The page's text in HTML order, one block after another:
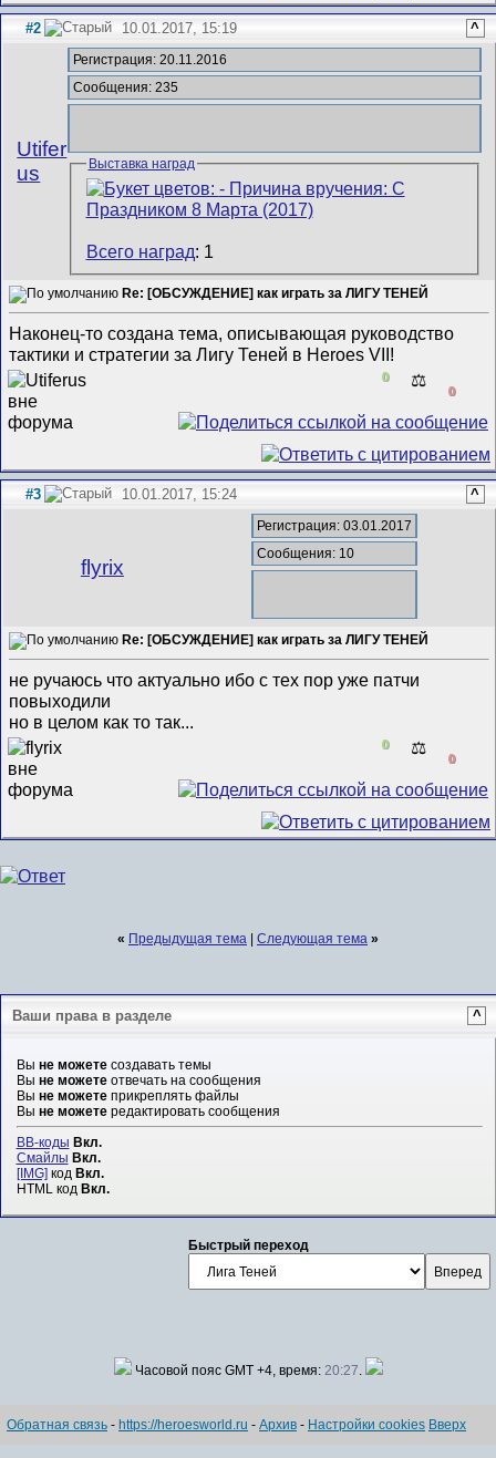
#2 10.01.2017, 15:19 ^
Utifer
us
Регистрация: 20.11.2016
Сообщения: 235
Выставка наград
Всего наград: 1
Re: [ОБСУЖДЕНИЕ] как играть за ЛИГУ ТЕНЕЙ
Наконец-то создана тема, описывающая руководство
тактики и стратегии за Лигу Теней в Heroes VII!
0 ⚖️
0
#3 10.01.2017, 15:24 ^
flyrix
Регистрация: 03.01.2017
Сообщения: 10
Re: [ОБСУЖДЕНИЕ] как играть за ЛИГУ ТЕНЕЙ
не ручаюсь что актуально ибо с тех пор уже патчи
повыходили
но в целом как то так...
0 ⚖️
0
« Предыдущая тема Следующая тема »
Ваши права в разделе ^
Вы не можетесоздавать темы
Вы не можетеотвечать на сообщения
Вы не можетеприкреплять файлы
Вы не можетередактировать сообщения
BB-коды Вкл.
Смайлы Вкл.
[IMG]код Вкл.
HTML код Вкл.
Быстрый переход
Часовой пояс GMT +4, время: 20:27.
Обратная связь - https://heroesworld.ru - Архив - Настройки cookies Вверх